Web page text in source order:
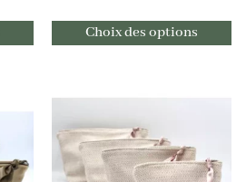
Choix des options